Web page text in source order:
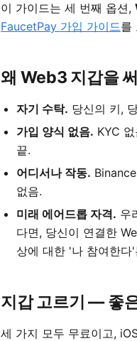
이 가이드는 세 번째 옵션,
FaucetPay 가입 가이드를
왜 Web3 지갑을
자기 수탁. 당신의 키,
가입 양식 없음. KYC
끝.
어디서나 작동.
없음.
미래 에어드롭 자격. 우
다면, 당신이 연결한
상에 대한 '나 참여한다
지갑 고르기 — 좋
세 가지 모두 무료이고,